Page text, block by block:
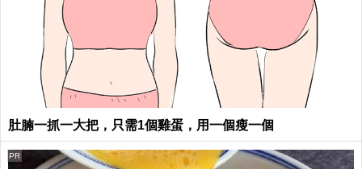
肚腩一抓一大把，只需1個雞蛋，用一個瘦一個
PR